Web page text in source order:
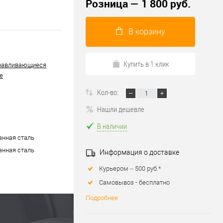
сталь
сталь
Розница — 1 800 руб.
В корзину
Купить в 1 клик
Кол-во:
Нашли дешевле
В наличии
Информация о доставке
Курьером – 500 руб.*
Самовывоз - бесплатно
Подробнее